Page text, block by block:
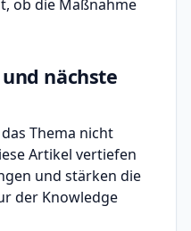
ob die Maßnahme
nächste
Thema nicht
Artikel vertiefen
und stärken die
der Knowledge